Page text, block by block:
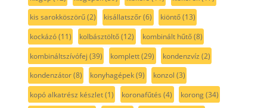
kis sarokköszörű(2) kisállatszőr(6) kiöntő(13)
kockázó(11) kolbásztöltő(12) kombinált hűtő(8)
kombináltszívófej (39) komplett(29) kondenzvíz (2)
kondenzátor(8) konyhagépek(9) konzol (3)
kopó alkatrész készlet(1) koronafűtés (4) korong(34)